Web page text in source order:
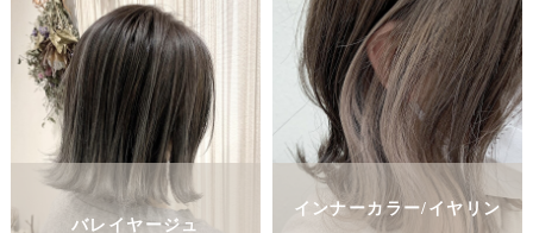
バレイヤージュ
インナーカラー/イヤリン